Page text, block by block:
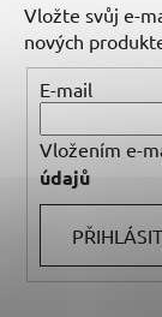
Vložte svůj e-
nových
E-mail
Vložením e-
údajů